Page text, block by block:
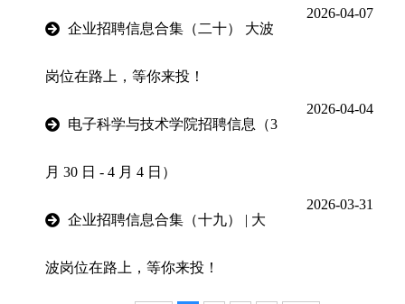
企业招聘信息合集（二十） 大波
岗位在路上，等你来投！
2026-04-07
电子科学与技术学院招聘信息（3
月 30 日 - 4 月 4 日）
2026-04-04
企业招聘信息合集（十九） | 大
波岗位在路上，等你来投！
2026-03-31